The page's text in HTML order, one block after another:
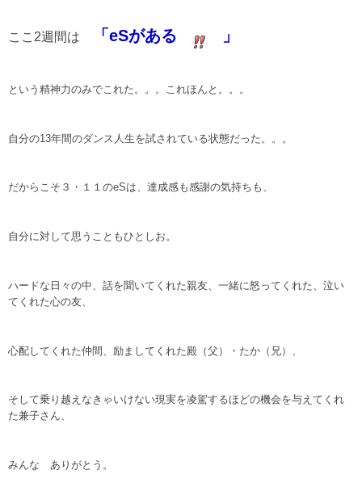
ここ2週間は 「eSがある 」
という精神力のみでこれた。。。これほんと。。。
自分の13年間のダンス人生を試されている状態だった。。。
だからこそ３・１１のeSは、達成感も感謝の気持ちも、
自分に対して思うこともひとしお。
ハードな日々の中、話を聞いてくれた親友、一緒に怒ってくれた、泣い
てくれた心の友、
心配してくれた仲間、励ましてくれた殿（父）・たか（兄）、
そして乗り越えなきゃいけない現実を凌駕するほどの機会を与えてくれ
た兼子さん、
みんな ありがとう。